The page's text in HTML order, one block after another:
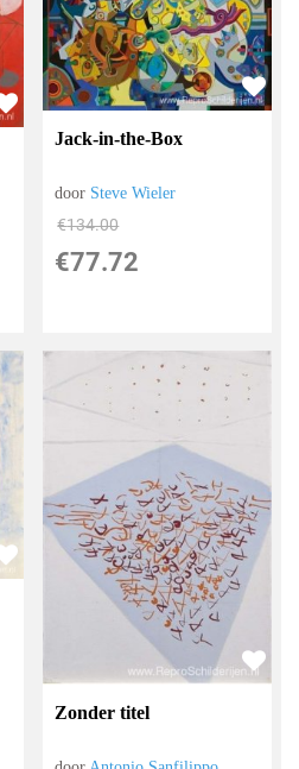
Jack-in-the-Box
door Steve Wieler
€134.00
€77.72
Zonder titel